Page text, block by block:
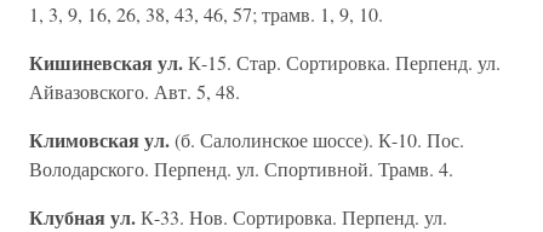
1, 3, 9, 16, 26, 38, 43, 46, 57; трамв. 1, 9, 10.
Кишиневская ул.К-15. Стар. Сортировка. Перпенд. ул.
Айвазовского. Авт. 5, 48.
Климовская ул.(б. Салолинское шоссе). К-10. Пос.
Володарского. Перпенд. ул. Спортивной. Трамв. 4.
Клубная ул.К-33. Нов. Сортировка. Перпенд. ул.